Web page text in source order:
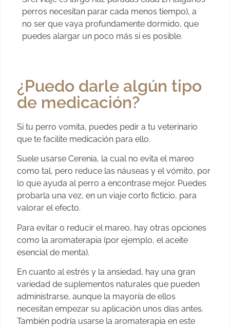
perros necesitan parar cada menos tiempo), a
no ser que vaya profundamente dormido, que
puedes alargar un poco más si es posible.
¿Puedo darle algún tipo
de medicación?
Si tu perro vomita, puedes pedir a tu veterinario
que te facilite medicación para ello.
Suele usarse Cerenia, la cual no evita el mareo
como tal, pero reduce las náuseas y el vómito, por
lo que ayuda al perro a encontrase mejor. Puedes
probarla una vez, en un viaje corto ficticio, para
valorar el efecto.
Para evitar o reducir el mareo, hay otras opciones
como la aromaterapia (por ejemplo, el aceite
esencial de menta).
En cuanto al estrés y la ansiedad, hay una gran
variedad de suplementos naturales que pueden
administrarse, aunque la mayoría de ellos
necesitan empezar su aplicación unos días antes.
También podría usarse la aromaterapia en este